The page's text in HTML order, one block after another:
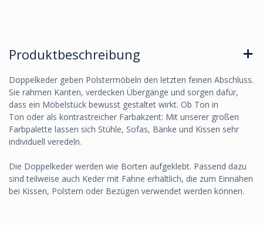
Produktbeschreibung
Doppelkeder geben Polstermöbeln den letzten feinen Abschluss.
Sie rahmen Kanten, verdecken Übergänge und sorgen dafür,
dass ein Möbelstück bewusst gestaltet wirkt. Ob Ton in
Ton oder als kontrastreicher Farbakzent: Mit unserer großen
Farbpalette lassen sich Stühle, Sofas, Bänke und Kissen sehr
individuell veredeln.
Die Doppelkeder werden wie Borten aufgeklebt. Passend dazu
sind teilweise auch Keder mit Fahne erhältlich, die zum Einnähen
bei Kissen, Polstern oder Bezügen verwendet werden können.